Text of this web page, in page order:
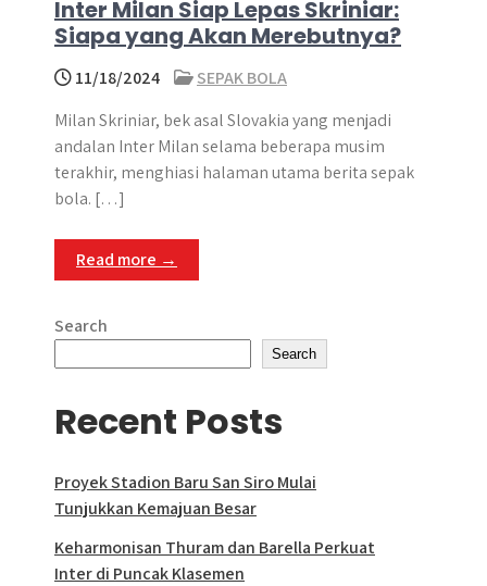
Inter Milan Siap Lepas Skriniar:
Siapa yang Akan Merebutnya?
11/18/2024
SEPAK BOLA
Milan Skriniar, bek asal Slovakia yang menjadi
andalan Inter Milan selama beberapa musim
terakhir, menghiasi halaman utama berita sepak
bola. […]
Read more →
Search
Search
Recent Posts
Proyek Stadion Baru San Siro Mulai
Tunjukkan Kemajuan Besar
Keharmonisan Thuram dan Barella Perkuat
Inter di Puncak Klasemen